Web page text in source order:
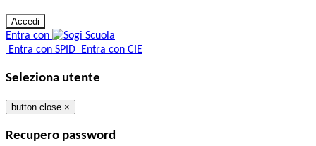
Entra con
Entra con SPID Entra con CIE
Seleziona utente
button close ×
Recupero password